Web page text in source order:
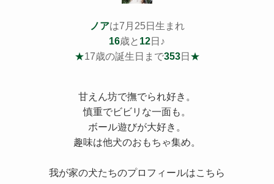
ノアは7月25日生まれ
16歳と 12日♪
★17歳の誕生日まで353日 ★
甘えん坊で撫でられ好き。
慎重でビビリな一面も。
ボール遊びが大好き。
趣味は他犬のおもちゃ集め。
我が家の犬たちのプロフィールはこちら